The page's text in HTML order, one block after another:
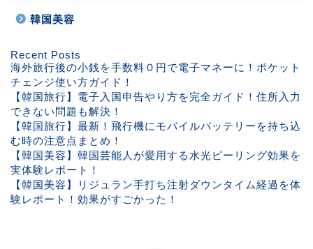
韓国美容
Recent Posts
海外旅行後の小銭を手数料０円で電子マネーに！ポケット
チェンジ使い方ガイド！
【韓国旅行】電子入国申告やり方を完全ガイド！住所入力
できない問題も解決！
【韓国旅行】最新！飛行機にモバイルバッテリーを持ち込
む時の注意点まとめ！
【韓国美容】韓国芸能人が愛用する水光ピーリング効果を
実体験レポート！
【韓国美容】リジュラン手打ち注射ダウンタイム経過を体
験レポート！効果がすごかった！